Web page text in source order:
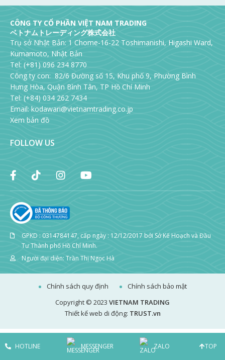
験
CÔNG TY CỔ PHẦN VIỆT NAM TRADING
ベトナムトレーディング株式会社
Trụ sở Nhật Bản: 1 Chome-16-22 Toshimanishi, Higashi Ward,
Kumamoto, Nhật Bản
Tel: (+81) 096 234 8770
Công ty con: 82/6 Đường số 15, Khu phố 9, Phường Bình
Hưng Hòa, Quận Bình Tân, TP Hồ Chí Minh
Tel: (+84) 034 262 7434
Email:kodawari@vietnamtrading.co.jp
Xem bản đồ
FOLLOW US
GPKD : 0314784147, cấp ngày : 12/12/2017 bởi Sở Kế Hoạch và Đầu
Tư Thành phố Hồ Chí Minh.
Người đại diện: Trần Thị Ngọc Hà
Copyright © 2023 VIETNAM TRADING
Thiết kế web di động: TRUST.vn
Chính sách quy định Chính sách bảo mật
HOTLINE MESSENGER ZALO TOP